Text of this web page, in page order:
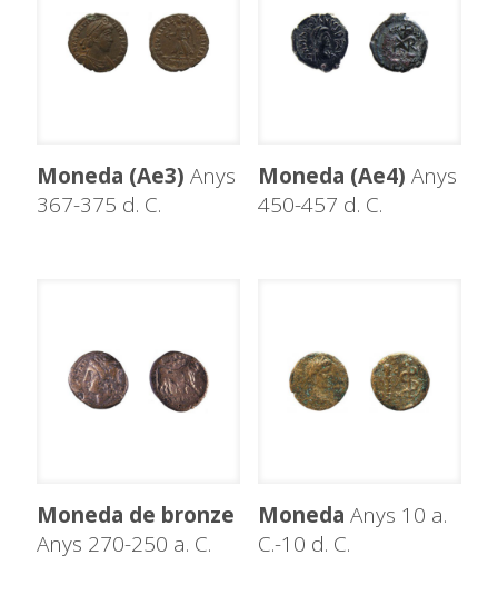
Moneda (Ae3) Anys
367-375 d. C.
Moneda (Ae4) Anys
450-457 d. C.
Moneda de bronze
Anys 270-250 a. C.
Moneda Anys 10 a.
C.-10 d. C.